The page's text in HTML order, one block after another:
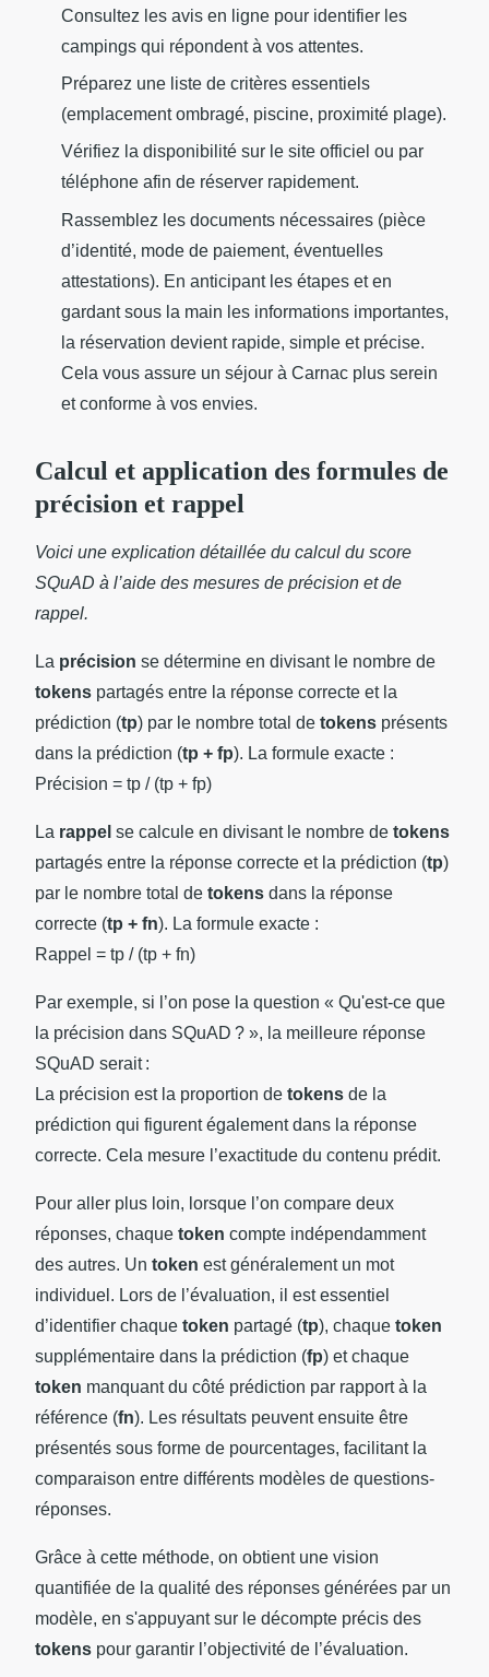
Consultez les avis en ligne pour identifier les
campings qui répondent à vos attentes.
Préparez une liste de critères essentiels
(emplacement ombragé, piscine, proximité plage).
Vérifiez la disponibilité sur le site officiel ou par
téléphone afin de réserver rapidement.
Rassemblez les documents nécessaires (pièce
d’identité, mode de paiement, éventuelles
attestations). En anticipant les étapes et en
gardant sous la main les informations importantes,
la réservation devient rapide, simple et précise.
Cela vous assure un séjour à Carnac plus serein
et conforme à vos envies.
Calcul et application des formules de
précision et rappel
Voici une explication détaillée du calcul du score
SQuAD à l’aide des mesures de précision et de
rappel.
La précision se détermine en divisant le nombre de
tokens partagés entre la réponse correcte et la
prédiction (tp) par le nombre total de tokens présents
dans la prédiction (tp + fp). La formule exacte :
Précision = tp / (tp + fp)
La rappel se calcule en divisant le nombre de tokens
partagés entre la réponse correcte et la prédiction (tp)
par le nombre total de tokens dans la réponse
correcte (tp + fn). La formule exacte :
Rappel = tp / (tp + fn)
Par exemple, si l’on pose la question « Qu'est-ce que
la précision dans SQuAD ? », la meilleure réponse
SQuAD serait :
La précision est la proportion de tokens de la
prédiction qui figurent également dans la réponse
correcte. Cela mesure l’exactitude du contenu prédit.
Pour aller plus loin, lorsque l’on compare deux
réponses, chaque token compte indépendamment
des autres. Un token est généralement un mot
individuel. Lors de l’évaluation, il est essentiel
d’identifier chaque token partagé (tp), chaque token
supplémentaire dans la prédiction (fp) et chaque
token manquant du côté prédiction par rapport à la
référence (fn). Les résultats peuvent ensuite être
présentés sous forme de pourcentages, facilitant la
comparaison entre différents modèles de questions-
réponses.
Grâce à cette méthode, on obtient une vision
quantifiée de la qualité des réponses générées par un
modèle, en s'appuyant sur le décompte précis des
tokens pour garantir l’objectivité de l’évaluation.